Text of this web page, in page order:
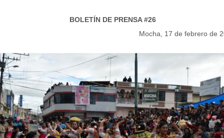
BOLETÍN DE PRENSA #26
Mocha, 17 de febrero de